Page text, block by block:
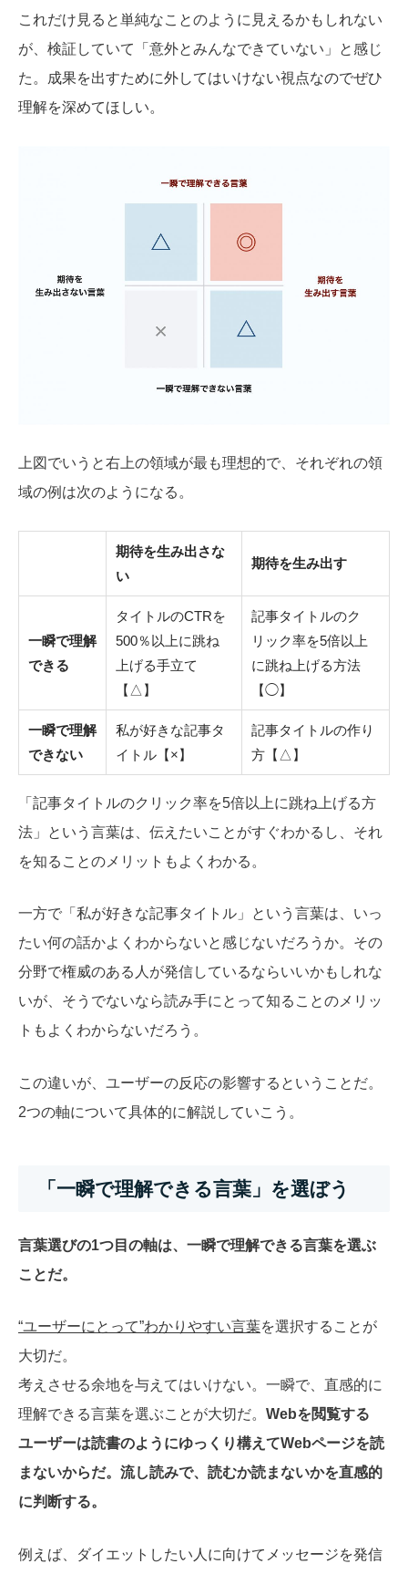
これだけ見ると単純なことのように見えるかもしれない
が、検証していて「意外とみんなできていない」と感じ
た。
成果を出すために外してはいけない視点なのでぜひ
理解を深めてほしい。
上図でいうと右上の領域が最も理想的で、それぞれの領
域の例は次のようになる。
期待を生み出さな
い
期待を生み出す
一瞬で理解
できる
タイトルのCTRを
500％以上に跳ね
上げる手立て
【△】
記事タイトルのク
リック率を5倍以上
に跳ね上げる方法
【◯】
一瞬で理解
できない
私が好きな記事タ
イトル 【×】
記事タイトルの作り
方【△】
「記事タイトルのクリック率を5倍以上に跳ね上げる方
法」という言葉は、伝えたいことがすぐわかるし、それ
を知ることのメリットもよくわかる。
一方で「私が好きな記事タイトル」という言葉は、いっ
たい何の話かよくわからないと感じないだろうか。その
分野で権威のある人が発信しているならいいかもしれな
いが、そうでないなら読み手にとって知ることのメリッ
トもよくわからないだろう。
この違いが、ユーザーの反応の影響するということだ。
2つの軸について具体的に解説していこう。
「一瞬で理解できる言葉」を選ぼう
言葉選びの1つ目の軸は、一瞬で理解できる言葉を選ぶ
ことだ。
“ユーザーにとって”わかりやすい言葉を選択することが
大切だ。
考えさせる余地を与えてはいけない。一瞬で、直感的に
理解できる言葉を選ぶことが大切だ。 Webを閲覧する
ユーザーは読書のようにゆっくり構えてWebページを読
まないからだ。流し読みで、読むか読まないかを直感的
に判断する。
例えば、
ダイエットしたい人に向けてメッセージを発信